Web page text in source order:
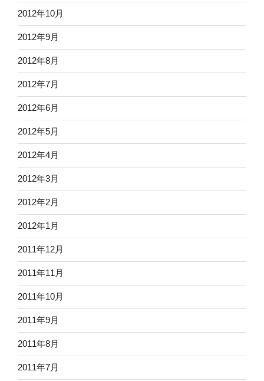
2012年10月
2012年9月
2012年8月
2012年7月
2012年6月
2012年5月
2012年4月
2012年3月
2012年2月
2012年1月
2011年12月
2011年11月
2011年10月
2011年9月
2011年8月
2011年7月